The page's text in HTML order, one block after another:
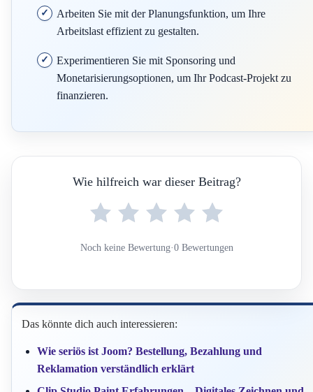
Arbeiten Sie mit der Planungsfunktion, um Ihre
Arbeitslast effizient zu gestalten.
Experimentieren Sie mit Sponsoring und
Monetarisierungsoptionen, um Ihr Podcast-Projekt zu
finanzieren.
Wie hilfreich war dieser Beitrag?
Noch keine Bewertung·0 Bewertungen
Das könnte dich auch interessieren:
Wie seriös ist Joom? Bestellung, Bezahlung und
Reklamation verständlich erklärt